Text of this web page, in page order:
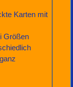
Karten mit
Größen